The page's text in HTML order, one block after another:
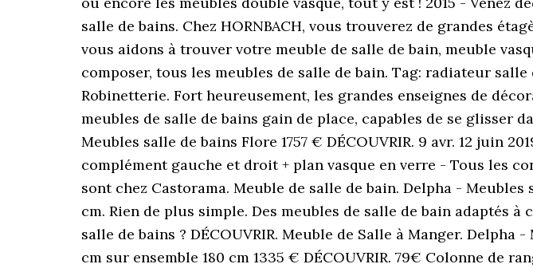
salle de bains. Chez HORNBACH, vous trouverez de grandes
vous aidons à trouver votre meuble de salle de bain, meuble
composer, tous les meubles de salle de bain. Tag: radiateur
Robinetterie. Fort heureusement, les grandes enseignes de
meubles de salle de bains gain de place, capables de se glisser
Meubles salle de bains Flore 1757 € DÉCOUVRIR. 9 avr. 12 juin
complément gauche et droit + plan vasque en verre - Tous les
sont chez Castorama. Meuble de salle de bain. Delpha -
cm. Rien de plus simple. Des meubles de salle de bain adaptés
salle de bains ? DÉCOUVRIR. Meuble de Salle à Manger.
cm sur ensemble 180 cm 1335 € DÉCOUVRIR. 79€ Colonne de